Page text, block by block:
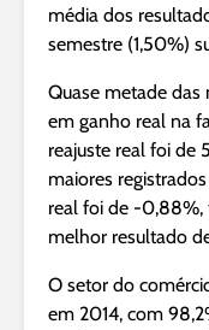
média dos
semestre (1,50%)
Quase metade das
em ganho real na
reajuste real foi de
maiores
real foi de -0,88%,
melhor resultado
O setor do
em 2014, com